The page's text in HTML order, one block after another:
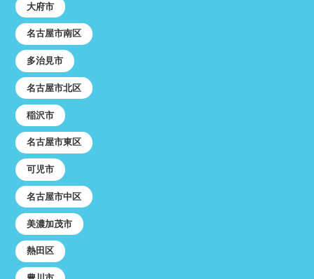
大府市
名古屋市南区
多治見市
名古屋市北区
稲沢市
名古屋市東区
可児市
名古屋市中区
美濃加茂市
熱田区